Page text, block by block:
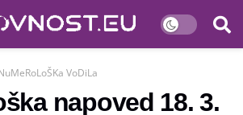
VoDiLa
napoved 18. 3.